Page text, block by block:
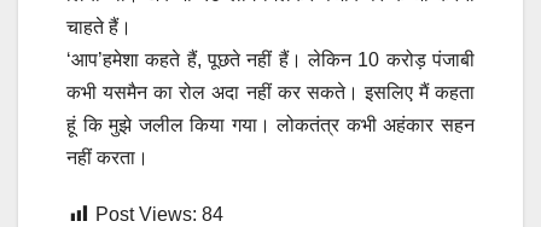
चाहते हैं।
‘आप’हमेशा कहते हैं, पूछते नहीं हैं। लेकिन 10 करोड़ पंजाबी
कभी यसमैन का रोल अदा नहीं कर सकते। इसलिए मैं कहता
हूं कि मुझे जलील किया गया। लोकतंत्र कभी अहंकार सहन
नहीं करता।
Post Views: 84